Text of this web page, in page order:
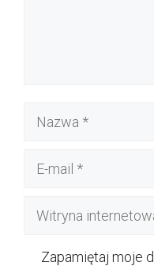
Nazwa
Witryna
Zapamiętaj moje